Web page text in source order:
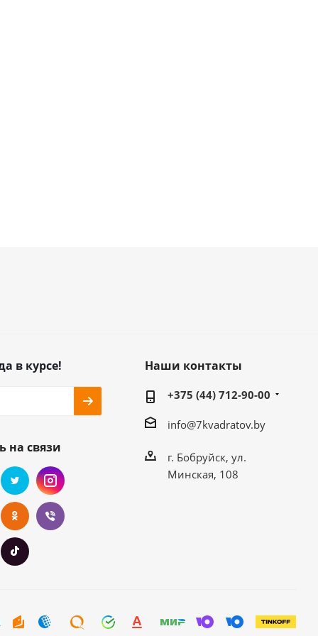
в курсе!
на связи
Наши контакты
+375 (44) 712-90-00
info@7kvadratov.by
г. Бобруйск, ул.
Минская, 108